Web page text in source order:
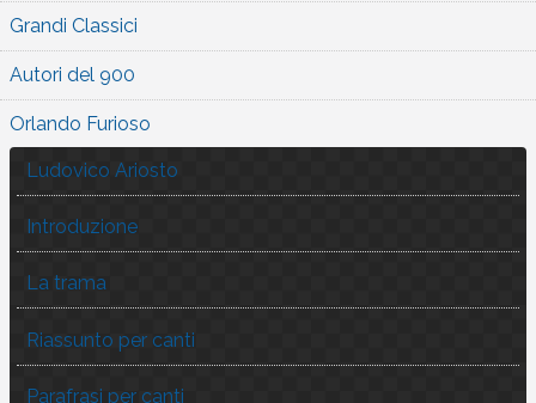
Grandi Classici
Autori del 900
Orlando Furioso
Ludovico Ariosto
Introduzione
La trama
Riassunto per canti
Parafrasi per canti